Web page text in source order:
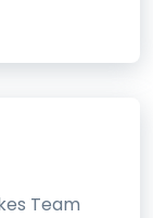
Team